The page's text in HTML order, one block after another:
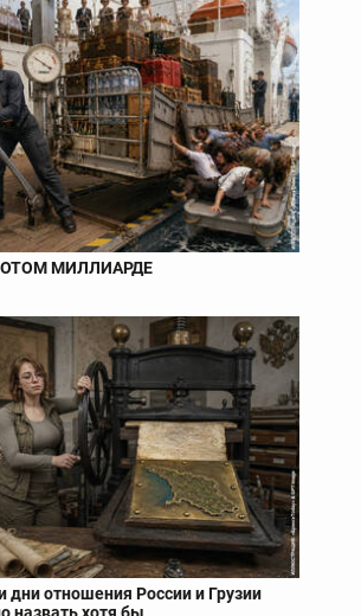
МИЛЛИАРДЕ
дни отношения России и Грузии